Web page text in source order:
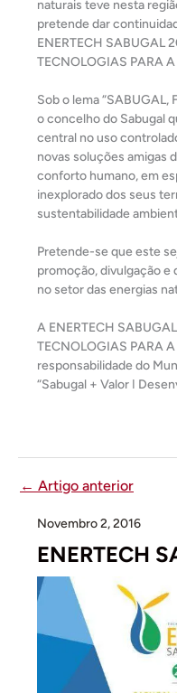
naturais teve nesta
pretende dar
ENERTECH SABUGAL
TECNOLOGIAS PARA
Sob o lema “SABUGAL,
o concelho do Sabugal
central no uso
novas soluções amigas
conforto humano, em
inexplorado dos seus
sustentabilidade
Pretende-se que este
promoção, divulgação
no setor das energias
A ENERTECH
TECNOLOGIAS PARA
responsabilidade do
“Sabugal + Valor ǀ
← Artigo anterior
Novembro 2, 2016
ENERTECH